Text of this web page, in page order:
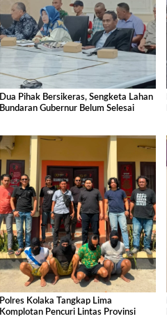
Dua Pihak Bersikeras, Sengketa Lahan
Bundaran Gubernur Belum Selesai
Polres Kolaka Tangkap Lima
Komplotan Pencuri Lintas Provinsi